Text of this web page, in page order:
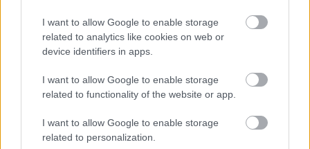
I want to allow Google to enable storage
related to analytics like cookies on web or
device identifiers in apps.
I want to allow Google to enable storage
related to functionality of the website or app.
I want to allow Google to enable storage
related to personalization.
Fuocónak jelzik, hogy nyugodtan nyomja ki az autó
szemét, mert a 4. helynél hátrébb úgyse esik...
helyen haladó Porschét. Kubica előnye 35 másodperc felett.